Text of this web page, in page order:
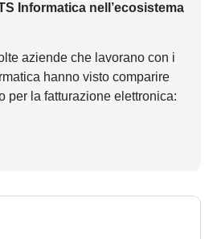
Informatica nell’ecosistema
aziende che lavorano con i
hanno visto comparire
per la fatturazione elettronica: